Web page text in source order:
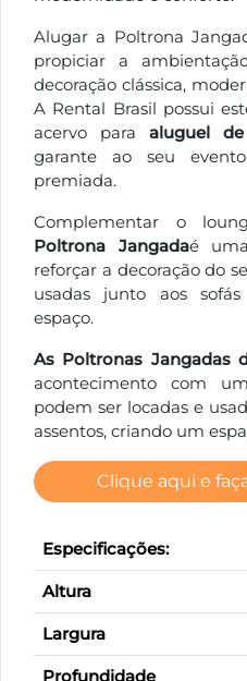
Alugar a Poltrona
propiciar a
decoração clássica,
A Rental Brasil possui
acervo para aluguel
garante ao seu
premiada.
Complementar o
Poltrona Jangadaé
reforçar a decoração do
usadas junto aos
espaço.
As Poltronas Jangadas
acontecimento com
podem ser locadas e
assentos, criando um
Clique aqui e
Especificações:
Altura
Largura
Profundidade